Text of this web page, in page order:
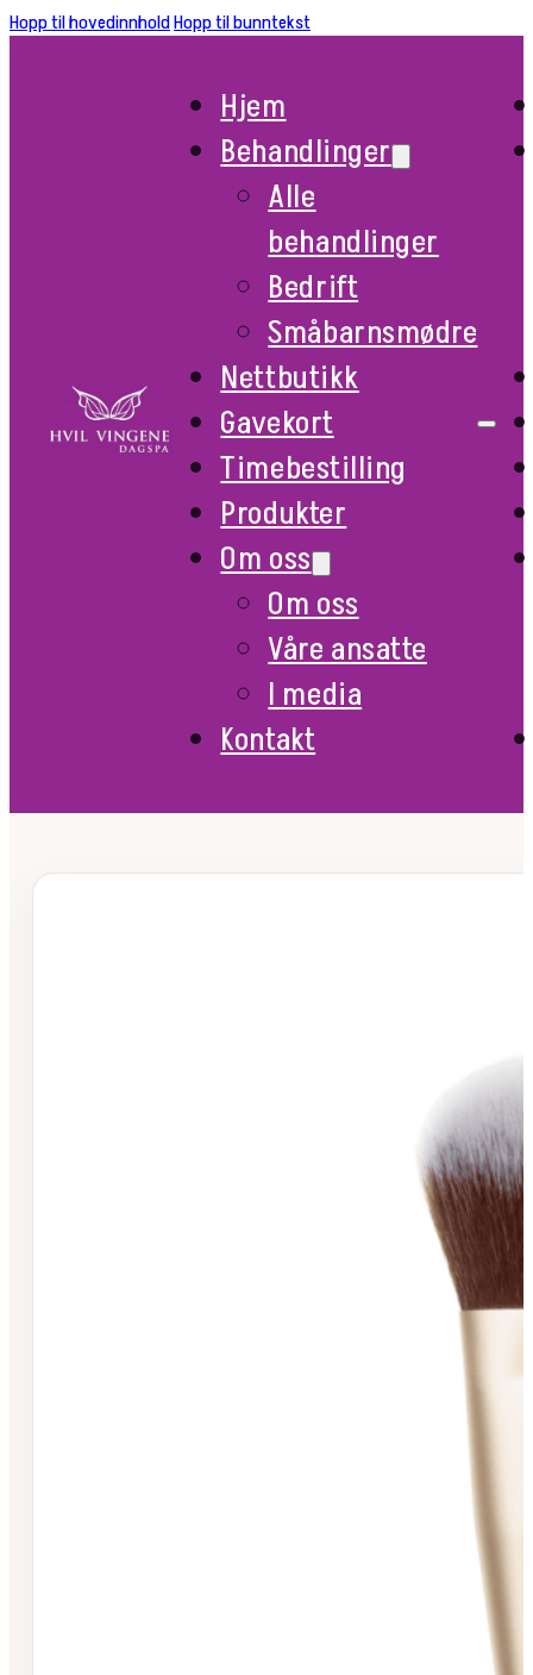
Hopp til hovedinnholdHopp til bunntekst
Hjem
Behandlinger
Alle
behandlinger
Bedrift
Småbarnsmødre
Nettbutikk
Gavekort
Timebestilling
Produkter
Om oss
Om oss
Våre ansatte
I media
Kontakt